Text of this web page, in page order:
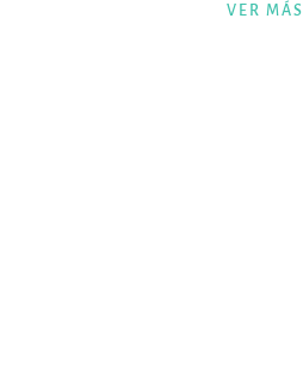
VER MÁS